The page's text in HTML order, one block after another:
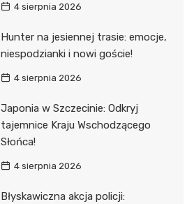
4 sierpnia 2026
Hunter na jesiennej trasie: emocje,
niespodzianki i nowi goście!
4 sierpnia 2026
Japonia w Szczecinie: Odkryj
tajemnice Kraju Wschodzącego
Słońca!
4 sierpnia 2026
Błyskawiczna akcja policji: